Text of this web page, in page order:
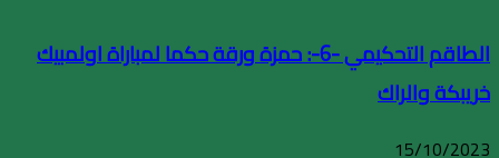
الطاقم التحكيمي -6-: حمزة ورقة حكما لمباراة اولمبيك
خريبكة والراك
15/10/2023